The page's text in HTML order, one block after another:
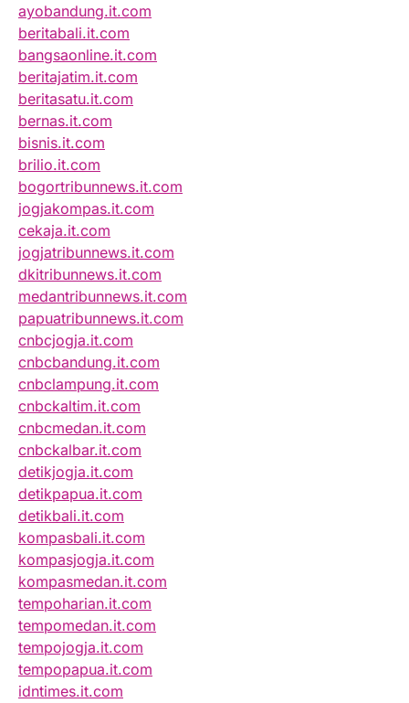
ayobandung.it.com
beritabali.it.com
bangsaonline.it.com
beritajatim.it.com
beritasatu.it.com
bernas.it.com
bisnis.it.com
brilio.it.com
bogortribunnews.it.com
jogjakompas.it.com
cekaja.it.com
jogjatribunnews.it.com
dkitribunnews.it.com
medantribunnews.it.com
papuatribunnews.it.com
cnbcjogja.it.com
cnbcbandung.it.com
cnbclampung.it.com
cnbckaltim.it.com
cnbcmedan.it.com
cnbckalbar.it.com
detikjogja.it.com
detikpapua.it.com
detikbali.it.com
kompasbali.it.com
kompasjogja.it.com
kompasmedan.it.com
tempoharian.it.com
tempomedan.it.com
tempojogja.it.com
tempopapua.it.com
idntimes.it.com